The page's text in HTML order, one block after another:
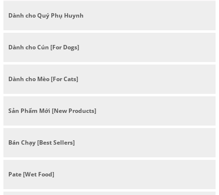
Dành cho Quý Phụ Huynh
Dành cho Cún [For Dogs]
Dành cho Mèo [For Cats]
Sản Phẩm Mới [New Products]
Bán Chạy [Best Sellers]
Pate [Wet Food]